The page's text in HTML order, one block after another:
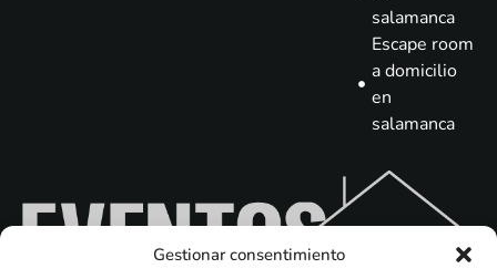
Gestionar consentimiento
salamanca
Escape room
a domicilio
en
salamanca